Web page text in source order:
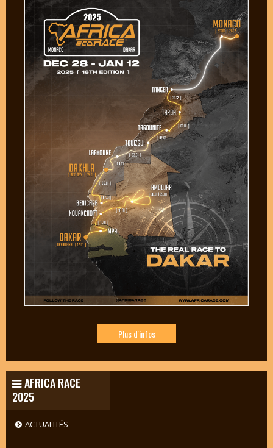
Plus d'infos
AFRICA RACE
2025
ACTUALITÉS